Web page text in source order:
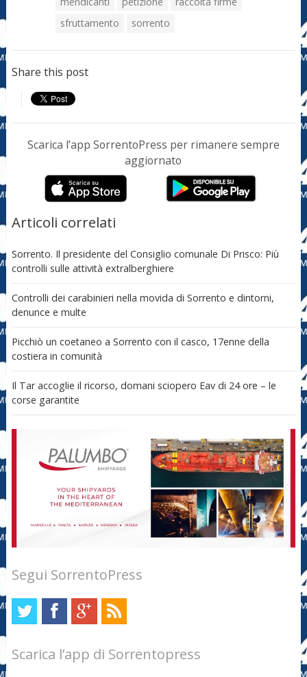
sfruttamento
sorrento
Share this post
Scarica l’app SorrentoPress per rimanere sempre
aggiornato
Articoli correlati
Sorrento. Il presidente del Consiglio comunale Di Prisco: Più
controlli sulle attività extralberghiere
Controlli dei carabinieri nella movida di Sorrento e dintorni,
denunce e multe
Picchiò un coetaneo a Sorrento con il casco, 17enne della
costiera in comunità
Il Tar accoglie il ricorso, domani sciopero Eav di 24 ore – le
corse garantite
Segui SorrentoPress
Scarica l’app di Sorrentopress